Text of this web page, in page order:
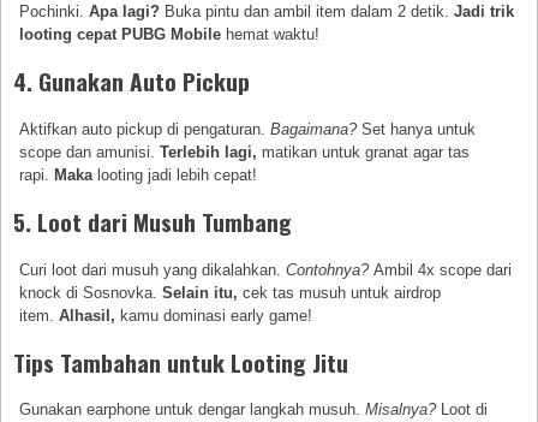
Pochinki.Apa lagi? Buka pintu dan ambil item dalam 2 detik.Jadi trik
looting cepat PUBG Mobile hemat waktu!
4. Gunakan Auto Pickup
Aktifkan auto pickup di pengaturan.Bagaimana?Set hanya untuk
scope dan amunisi.Terlebih lagi, matikan untuk granat agar tas
rapi.
Maka looting jadi lebih cepat!
5. Loot dari Musuh Tumbang
Curi loot dari musuh yang dikalahkan.Contohnya?Ambil 4x scope dari
knock di Sosnovka.Selain itu, cek tas musuh untuk airdrop
item.Alhasil, kamu dominasi early game!
Tips Tambahan untuk Looting Jitu
Gunakan earphone untuk dengar langkah musuh.Misalnya?Loot di